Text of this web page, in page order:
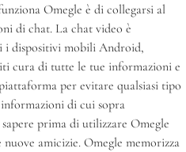
Omegle è di collegarsi al
di chat. La chat video è
i dispositivi mobili Android,
cura di tutte le tue informazioni e
per evitare qualsiasi tipo
di cui sopra
prima di utilizzare Omegle
amicizie. Omegle memorizza